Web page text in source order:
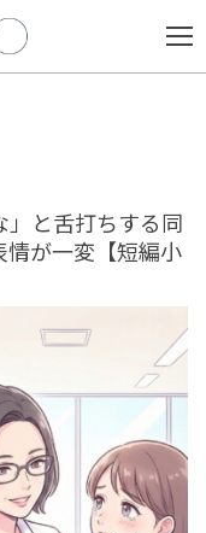
ARENA TOP
」チャラい見た目をした
っていた、上司の最悪な
」と舌打ちする同
が一変【短編小